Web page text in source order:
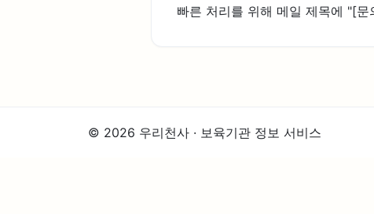
빠른 처리를 위해 메일 제목에 "[
© 2026 우리천사 · 보육기관 정보 서비스